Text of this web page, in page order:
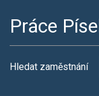
Práce
Hledat zaměstnání